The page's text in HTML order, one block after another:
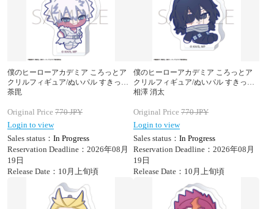
僕のヒーローアカデミア ころっとア
クリルフィギュア/ぬいパル すきっぷ
荼毘
Original Price 770JPY
Login to view
Sales status： In Progress
Reservation Deadline：2026年08月
19日
Release Date：10月上旬頃
僕のヒーローアカデミア ころっとア
クリルフィギュア/ぬいパル すきっぷ
相澤 消太
Original Price 770JPY
Login to view
Sales status： In Progress
Reservation Deadline：2026年08月
19日
Release Date：10月上旬頃